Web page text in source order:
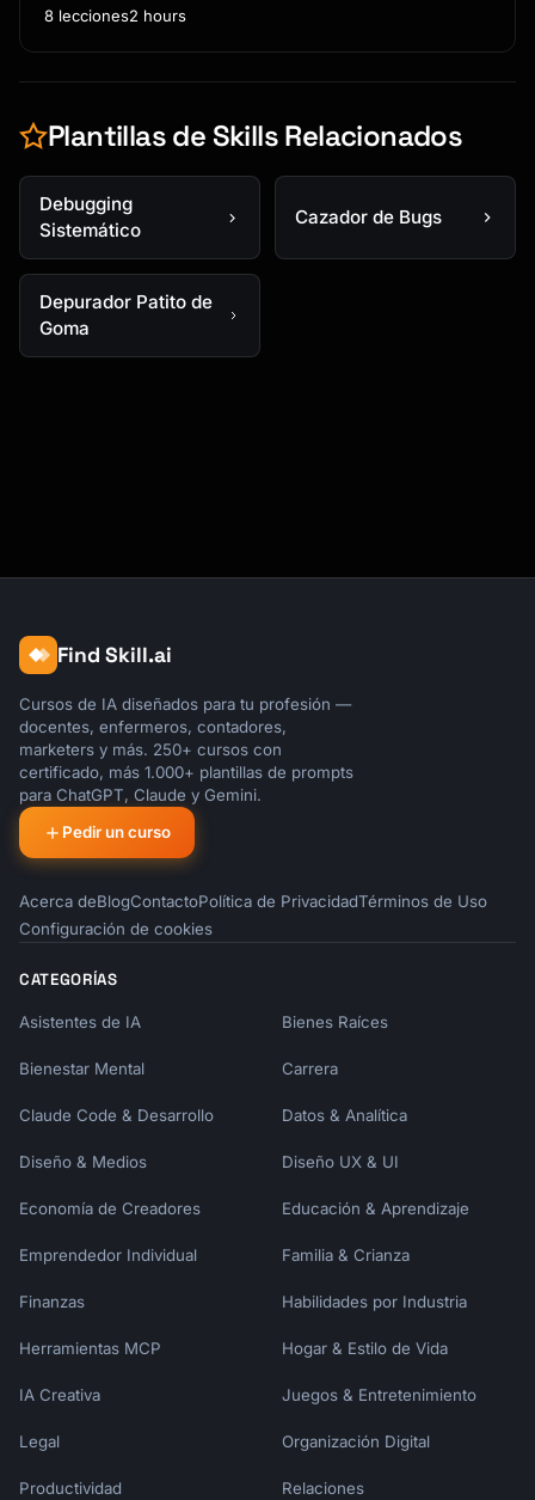
8 lecciones2 hours
Plantillas de Skills Relacionados
Debugging
Sistemático
Cazador de Bugs
Depurador Patito de
Goma
Find Skill.ai
Cursos de IA diseñados para tu profesión —
docentes, enfermeros, contadores,
marketers y más. 250+ cursos con
certificado, más 1.000+ plantillas de prompts
para ChatGPT, Claude y Gemini.
Pedir un curso
Acerca deBlogContactoPolítica de PrivacidadTérminos de Uso
Configuración de cookies
CATEGORÍAS
Asistentes de IA Bienes Raíces
Bienestar Mental Carrera
Claude Code & Desarrollo Datos & Analítica
Diseño & Medios Diseño UX & UI
Economía de Creadores Educación & Aprendizaje
Emprendedor Individual Familia & Crianza
Finanzas Habilidades por Industria
Herramientas MCP Hogar & Estilo de Vida
IA Creativa Juegos & Entretenimiento
Legal Organización Digital
Productividad Relaciones